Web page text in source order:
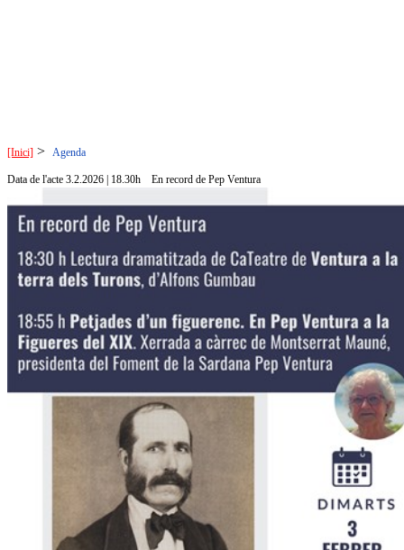
[Inici] > Agenda
Data de l'acte 3.2.2026 | 18.30h En record de Pep Ventura